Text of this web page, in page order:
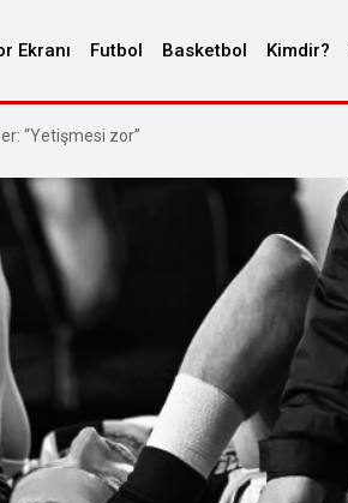
Ekranı Futbol Basketbol Kimdir?
“Yetişmesi zor”